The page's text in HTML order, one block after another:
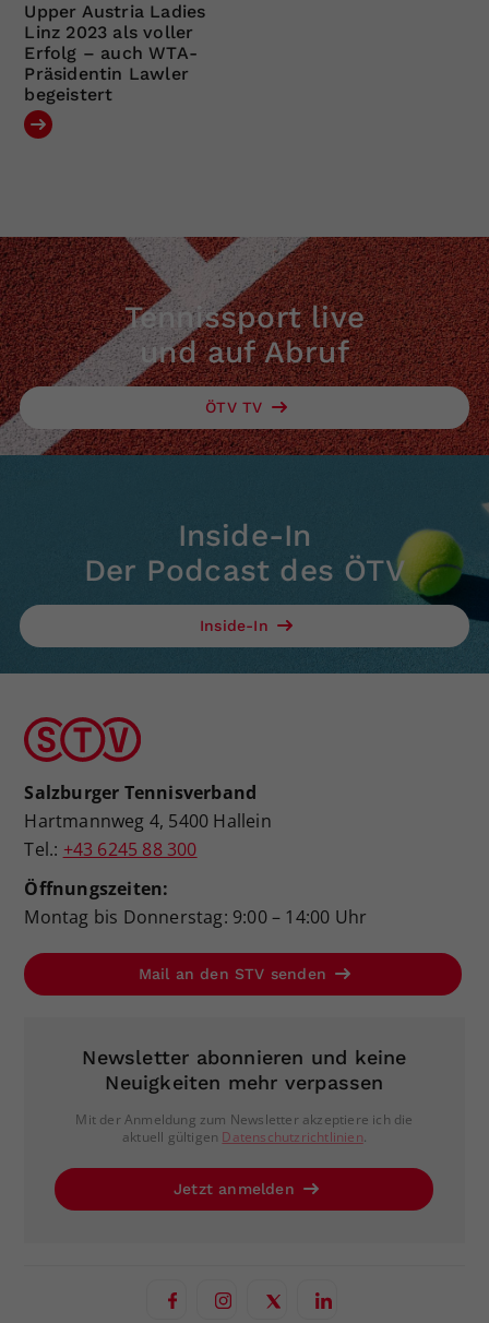
Upper Austria Ladies
Linz 2023 als voller
Erfolg – auch WTA-
Präsidentin Lawler
begeistert
Tennissport live
und auf Abruf
ÖTV TV
Inside-In
Der Podcast des ÖTV
Inside-In
Salzburger Tennisverband
Hartmannweg 4, 5400 Hallein
Tel.: +43 6245 88 300
Öffnungszeiten:
Montag bis Donnerstag: 9:00 – 14:00 Uhr
Mail an den STV senden
Newsletter abonnieren und keine
Neuigkeiten mehr verpassen
Mit der Anmeldung zum Newsletter akzeptiere ich die
aktuell gültigen Datenschutzrichtlinien.
Jetzt anmelden